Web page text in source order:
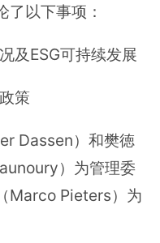
了以下事项：
及ESG可持续发展
策
Dassen）和樊徳
）为管理委
Marco Pieters）为